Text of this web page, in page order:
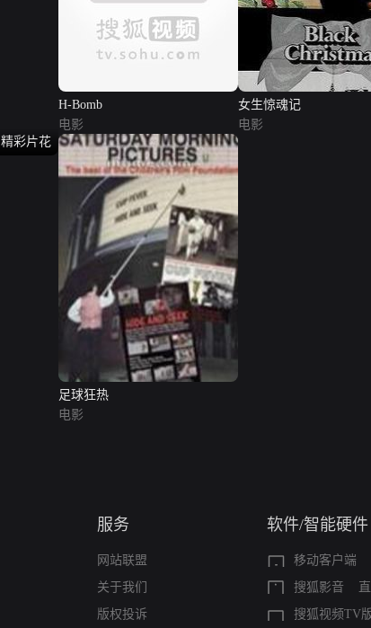
H-Bomb
电影
女生惊魂记
电影
精彩片花
足球狂热
电影
服务
网站联盟
关于我们
版权投诉
软件/智能硬件
移动客户端
搜狐影音
搜狐视频TV